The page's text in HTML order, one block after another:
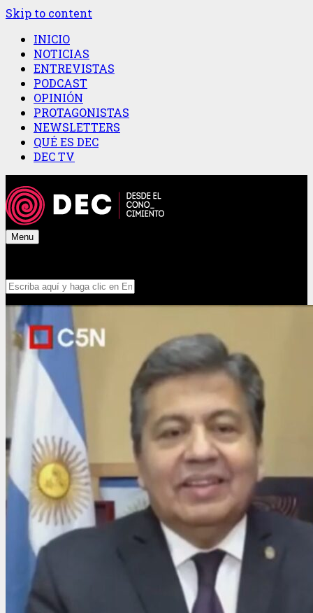
Skip to content
INICIO
NOTICIAS
ENTREVISTAS
PODCAST
OPINIÓN
PROTAGONISTAS
NEWSLETTERS
QUÉ ES DEC
DEC TV
Menu